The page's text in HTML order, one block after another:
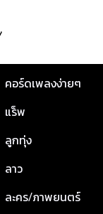
คอร์ดเพลงง่ายๆ
แร็พ
ลูกทุ่ง
ลาว
ละคร/ภาพยนตร์